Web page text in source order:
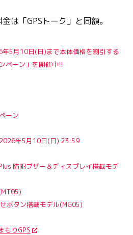
は「GPSトーク」と同額。
5月10日(日)まで本体価格を割引する
ペーン」を開催中!!
ーン
年5月10日(日) 23:59
防犯ブザー＆ディスプレイ搭載モデ
ボタン搭載モデル(MG05)
もりGPS